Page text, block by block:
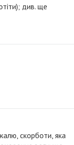
див. ще
скорботи, яка